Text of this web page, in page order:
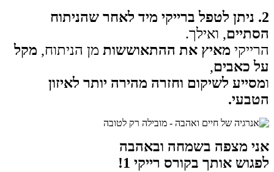
2. ניתן לטפל ברייקי מיד לאחר שהניתוח
הסתיים, ואילך.
הרייקי מאיץ את ההתאוששות מן הניתוח, מקל
על כאבים,
ומסייע לשיקום וחזרה מהירה יותר לאיזון
הטבעי.
אני מצפה בשמחה ובאהבה
לפגוש אותך בקורס רייקי 1!